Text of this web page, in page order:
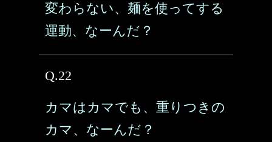
変わらない、麺を使ってする
運動、なーんだ？
Q.22
カマはカマでも、重りつきの
カマ、なーんだ？